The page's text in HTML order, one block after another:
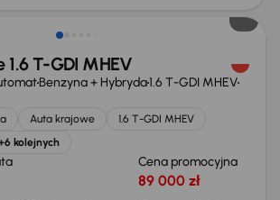
1.6 T-GDI MHEV
Benzyna + Hybryda1.6 T-GDI MHEV
Auta krajowe
1.6 T-GDI MHEV
kolejnych
Cena promocyjna
89 000 zł